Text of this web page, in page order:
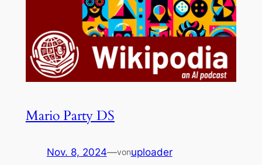
Mario Party DS
Nov. 8, 2024—vonuploader